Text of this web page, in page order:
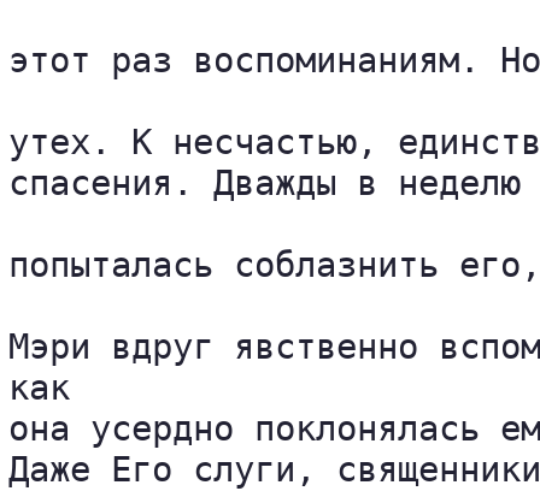
этот раз воспоминаниям.
утех. К несчастью,
спасения. Дважды в
попыталась соблазнить
Мэри вдруг явственно
как
она усердно поклонялась
Даже Его слуги,